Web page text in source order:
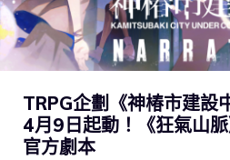
TRPG企劃《神椿市建設
4月9日起動！《狂氣山
官方劇本